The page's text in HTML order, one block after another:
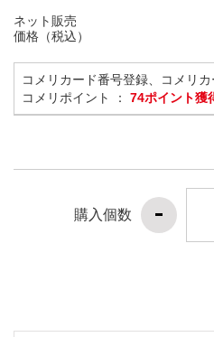
ネット販売
価格（税込）
コメリカード番号登録、コメリ
コメリポイント ： 74ポイント獲
購入個数